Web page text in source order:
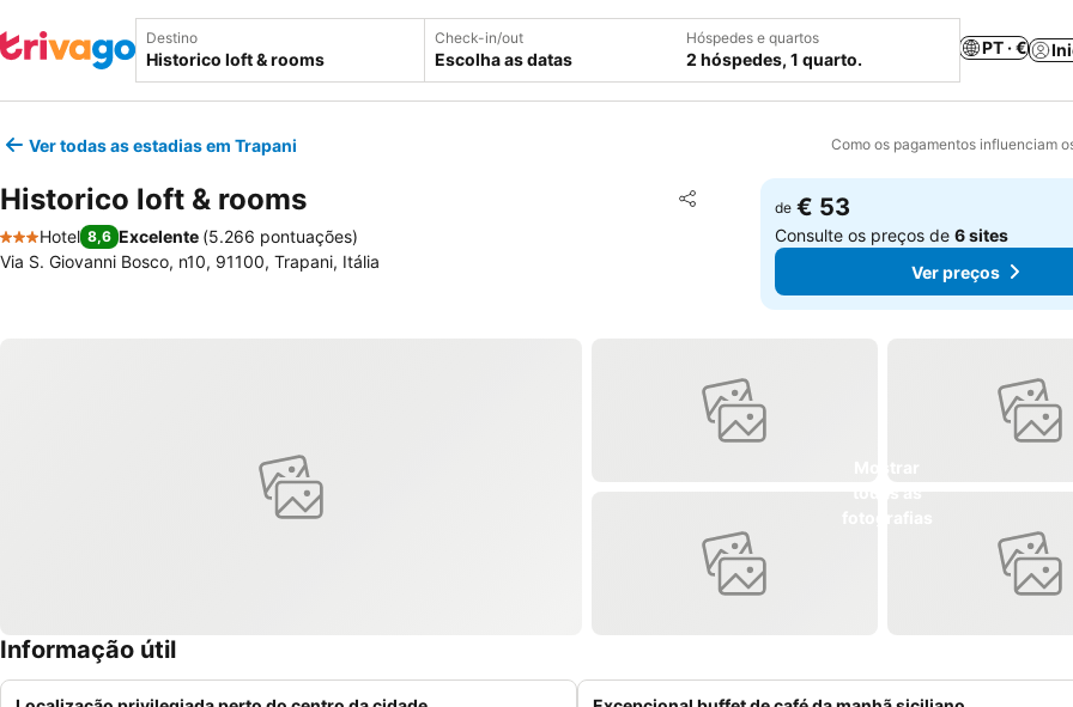
Destino Check-in/out
Escolha as datas
Hóspedes e quartos
2 hóspedes, 1 quarto.
PT · €
Ver todas as estadias em Trapani Como os pagamentos influenciam
Historico loft & rooms Partilhar
Adicionar aos favoritos
3 Estrelas
Hotel 8,6 Excelente (5.266 pontuações)
Via S. Giovanni Bosco, n10, 91100, Trapani, Itália
de € 53
Consulte os preços de6 sites
Ver preços
Informação útil